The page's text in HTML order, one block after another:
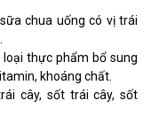
chua uống có vị trái
thực phẩm bổ sung
khoáng chất.
cây, sốt trái cây, sốt